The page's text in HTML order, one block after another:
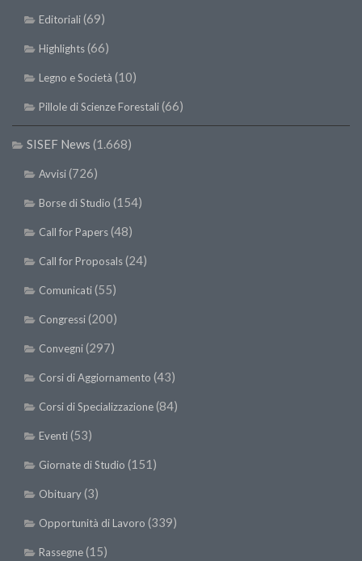
Editoriali(69)
Highlights(66)
Legno e Società (10)
Pillole di Scienze Forestali(66)
SISEF News (1.668)
Avvisi(726)
Borse di Studio (154)
Call for Papers(48)
Call for Proposals(24)
Comunicati(55)
Congressi(200)
Convegni(297)
Corsi di Aggiornamento (43)
Corsi di Specializzazione(84)
Eventi(53)
Giornate di Studio (151)
Obituary(3)
Opportunità di Lavoro (339)
Rassegne(15)